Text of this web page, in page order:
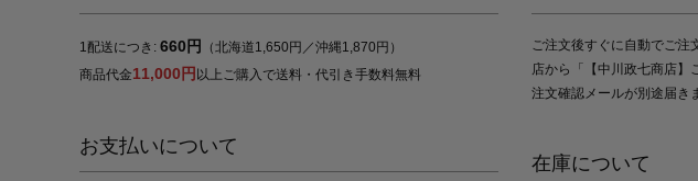
1配送につき: 660円
（北海道1,650円／沖縄1,870円）
商品代金11,000円 以上ご購入で送料・代引き手数料無料
お支払いについて
ご注文後すぐに自動でご注
店から「【中川政七商店】
注文確認メールが別途届き
在庫について